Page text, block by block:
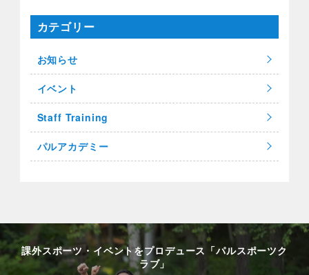
カテゴリー
お知らせ
イベント
Staff Training
パルアカデミー
課外スポーツ・イベントをプロデュース「パルスポーツク
ラブ」